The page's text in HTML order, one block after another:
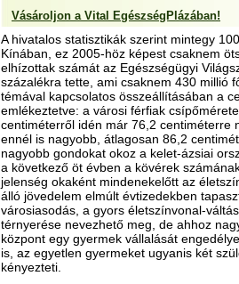
Vásároljon a Vital EgészségPlázában!
A hivatalos statisztikák szerint mintegy
Kínában, ez 2005-höz képest csaknem
elhízottak számát az Egészségügyi
százalékra tette, ami csaknem 430 millió
témával kapcsolatos összeállításában a
emlékeztetve: a városi férfiak
centiméterről idén már 76,2 centiméterre
ennél is nagyobb, átlagosan 86,2
nagyobb gondokat okoz a kelet-ázsiai
a következő öt évben a kövérek
jelenség okaként mindenekelőtt az
álló jövedelem elmúlt évtizedekben
városiasodás, a gyors életszínvonal-
térnyerése nevezhető meg, de ahhoz
központ egy gyermek vállalását
is, az egyetlen gyermeket ugyanis két
kényezteti.